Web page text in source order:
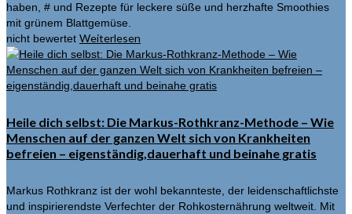
haben, # und Rezepte für leckere süße und herzhafte Smoothies
mit grünem Blattgemüse.
nicht bewertet Weiterlesen
Heile dich selbst: Die Markus-Rothkranz-Methode – Wie
Menschen auf der ganzen Welt sich von Krankheiten
befreien – eigenständig,dauerhaft und beinahe gratis
Markus Rothkranz ist der wohl bekannteste, der leidenschaftlichste
und inspirierendste Verfechter der Rohkosternährung weltweit. Mit